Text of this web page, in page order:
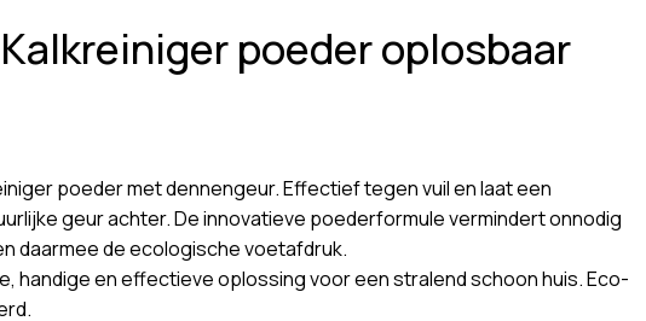
poeder oplosbaar
poeder met dennengeur. Effectief tegen vuil en laat een
geur achter. De innovatieve poederformule vermindert onnodig
daarmee de ecologische voetafdruk.
handige en effectieve oplossing voor een stralend schoon huis. Eco-